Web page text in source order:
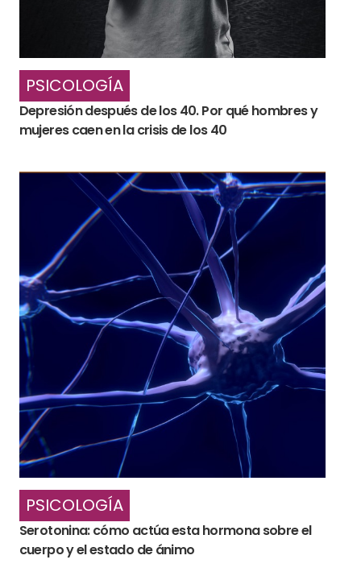
PSICOLOGÍA
Depresión después de los 40. Por qué hombres y
mujeres caen en la crisis de los 40
PSICOLOGÍA
Serotonina: cómo actúa esta hormona sobre el
cuerpo y el estado de ánimo